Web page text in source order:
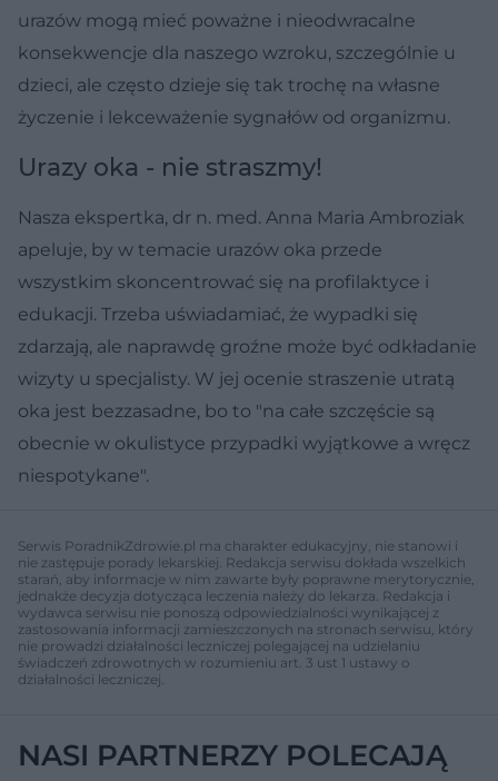
urazów mogą mieć poważne i nieodwracalne
konsekwencje dla naszego wzroku, szczególnie u
dzieci, ale często dzieje się tak trochę na własne
życzenie i lekceważenie sygnałów od organizmu.
Urazy oka - nie straszmy!
Nasza ekspertka, dr n. med. Anna Maria Ambroziak
apeluje, by w temacie urazów oka przede
wszystkim skoncentrować się na profilaktyce i
edukacji. Trzeba uświadamiać, że wypadki się
zdarzają, ale naprawdę groźne może być odkładanie
wizyty u specjalisty. W jej ocenie straszenie utratą
oka jest bezzasadne, bo to "na całe szczęście są
obecnie w okulistyce przypadki wyjątkowe a wręcz
niespotykane".
Serwis PoradnikZdrowie.pl ma charakter edukacyjny, nie stanowi i
nie zastępuje porady lekarskiej. Redakcja serwisu dokłada wszelkich
starań, aby informacje w nim zawarte były poprawne merytorycznie,
jednakże decyzja dotycząca leczenia należy do lekarza. Redakcja i
wydawca serwisu nie ponoszą odpowiedzialności wynikającej z
zastosowania informacji zamieszczonych na stronach serwisu, który
nie prowadzi działalności leczniczej polegającej na udzielaniu
świadczeń zdrowotnych w rozumieniu art. 3 ust 1 ustawy o
działalności leczniczej.
NASI PARTNERZY POLECAJĄ